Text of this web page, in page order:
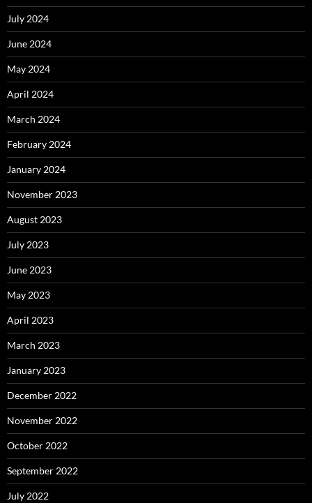
July 2024
June 2024
May 2024
April 2024
March 2024
February 2024
January 2024
November 2023
August 2023
July 2023
June 2023
May 2023
April 2023
March 2023
January 2023
December 2022
November 2022
October 2022
September 2022
July 2022